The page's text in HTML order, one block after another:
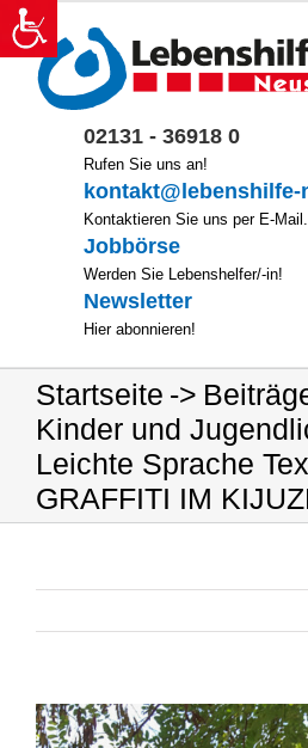
Zum
Inhalt
springen
02131 - 36918 0
Rufen Sie uns an!
kontakt@lebenshilfe-
Kontaktieren Sie uns per E-Mail.
Jobbörse
Werden Sie Lebenshelfer/-in!
Newsletter
Hier abonnieren!
Startseite
Kinder und
Leichte Sprache
GRAFFITI IM
Zeige
grösseres